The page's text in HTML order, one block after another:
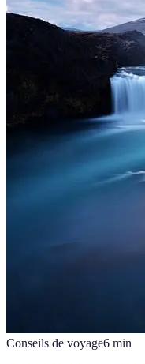
Conseils de voyage6 min